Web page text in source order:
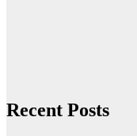
Recent Posts